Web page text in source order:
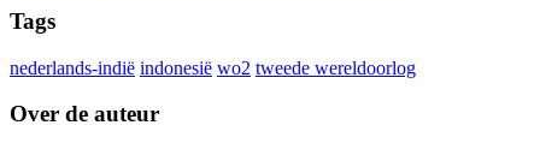
Tags
nederlands-indië indonesië wo2 tweede wereldoorlog
Over de auteur